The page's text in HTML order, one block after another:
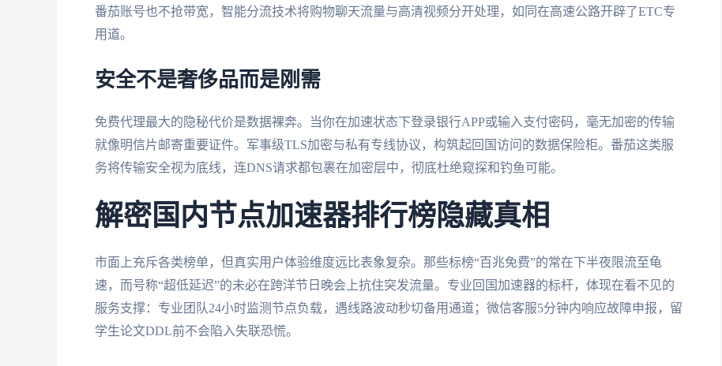
番茄账号也不抢带宽，智能分流技术将购物聊天流量与高清视频分开处理，如同在高速公路开辟了ETC专
用道。
安全不是奢侈品而是刚需
免费代理最大的隐秘代价是数据裸奔。当你在加速状态下登录银行APP或输入支付密码，毫无加密的传输
就像明信片邮寄重要证件。军事级TLS加密与私有专线协议，构筑起回国访问的数据保险柜。番茄这类服
务将传输安全视为底线，连DNS请求都包裹在加密层中，彻底杜绝窥探和钓鱼可能。
解密国内节点加速器排行榜隐藏真相
市面上充斥各类榜单，但真实用户体验维度远比表象复杂。那些标榜“百兆免费”的常在下半夜限流至龟
速，而号称“超低延迟”的未必在跨洋节日晚会上抗住突发流量。专业回国加速器的标杆，体现在看不见的
服务支撑：专业团队24小时监测节点负载，遇线路波动秒切备用通道；微信客服5分钟内响应故障申报，留
学生论文DDL前不会陷入失联恐慌。